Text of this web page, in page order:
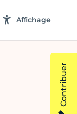
Affichage
Contribuer